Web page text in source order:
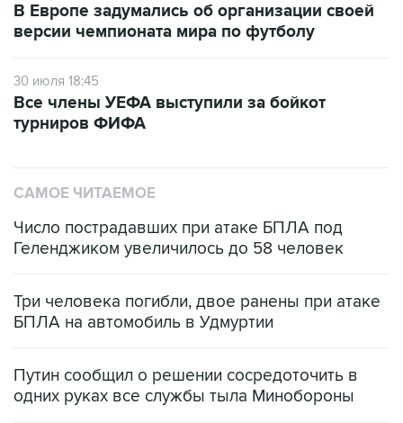
В Европе задумались об организации своей
версии чемпионата мира по футболу
30 июля 18:45
Все члены УЕФА выступили за бойкот
турниров ФИФА
САМОЕ ЧИТАЕМОЕ
Число пострадавших при атаке БПЛА под
Геленджиком увеличилось до 58 человек
Три человека погибли, двое ранены при атаке
БПЛА на автомобиль в Удмуртии
Путин сообщил о решении сосредоточить в
одних руках все службы тыла Минобороны